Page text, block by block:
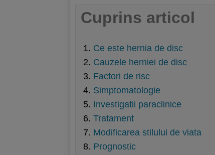
Cuprins articol
Ce este hernia de disc
Cauzele herniei de disc
Factori de risc
Simptomatologie
Investigatii paraclinice
Tratament
Modificarea stilului de viata
Prognostic